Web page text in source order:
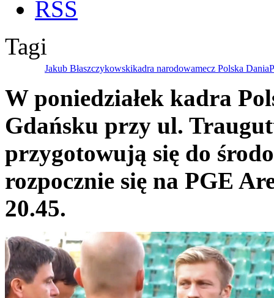
Tagi
Jakub Błaszczykowskikadra narodowamecz Polska Dania
W poniedziałek kadra
Gdańsku przy ul.
przygotowują się do
rozpocznie się na PGE
20.45.